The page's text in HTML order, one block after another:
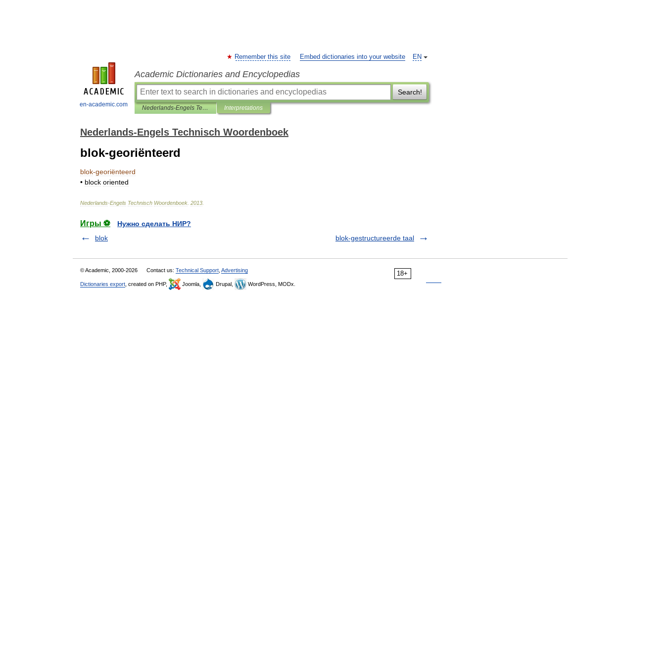
en-academic.com
EN
Remember this site Embed dictionaries into your website
Academic Dictionaries and Encyclopedias
Search!
Nederlands-Engels Technisch Woordenboek Interpretations
Nederlands-Engels Technisch Woordenboek
blok-georiënteerd
blok-georiënteerd
• block oriented
Nederlands-Engels Technisch Woordenboek 2013
Игры ⚽
Нужно сделать НИР?
blok
blok-gestructureerde taal
18+
© Academic, 2000-2026 Contact us: Technical Support Advertising
Dictionaries export , created on PHP, Joomla, Drupal, WordPress, MODx.